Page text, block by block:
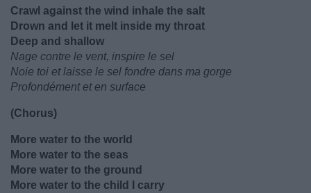
Crawl against the wind inhale the salt
Drown and let it melt inside my throat
Deep and shallow
Nage contre le vent, inspire le sel
Noie toi et laisse le sel fondre dans ma gorge
Profondément et en surface
(Chorus)
More water to the world
More water to the seas
More water to the ground
More water to the child I carry